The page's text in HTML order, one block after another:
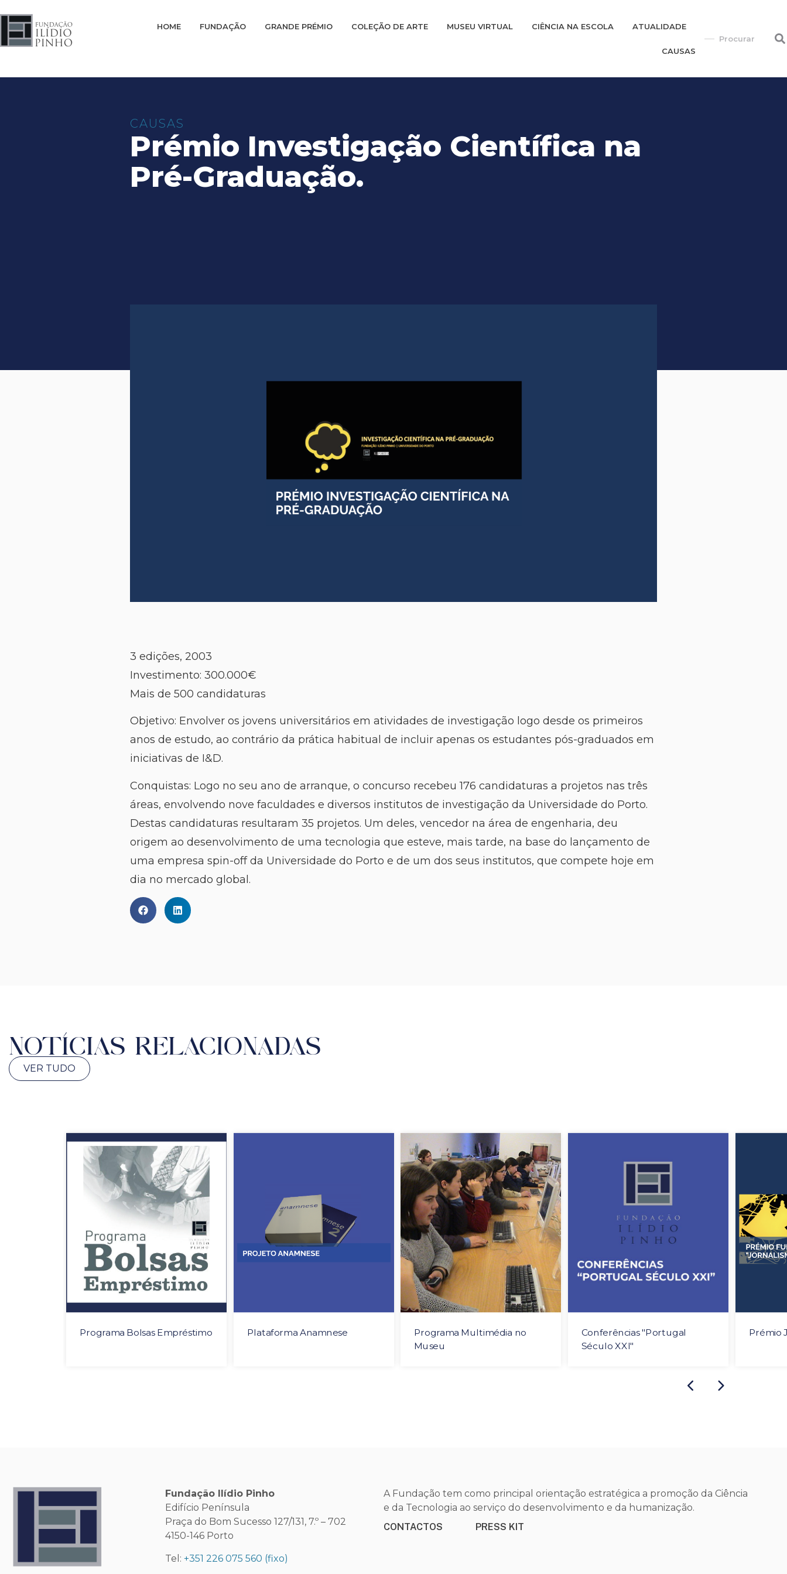
HOME FUNDAÇÃO GRANDE PRÉMIO COLEÇÃO DE ARTE MUSEU VIRTUAL CIÊNCIA NA ESCOLA ATUALIDADE
CAUSAS
CAUSAS
Prémio Investigação Científica na
Pré-Graduação.
3 edições, 2003
Investimento: 300.000€
Mais de 500 candidaturas
Objetivo: Envolver os jovens universitários em atividades de investigação logo desde os primeiros
anos de estudo, ao contrário da prática habitual de incluir apenas os estudantes pós-graduados em
iniciativas de I&D.
Conquistas: Logo no seu ano de arranque, o concurso recebeu 176 candidaturas a projetos nas três
áreas, envolvendo nove faculdades e diversos institutos de investigação da Universidade do Porto.
Destas candidaturas resultaram 35 projetos. Um deles, vencedor na área de engenharia, deu
origem ao desenvolvimento de uma tecnologia que esteve, mais tarde, na base do lançamento de
uma empresa spin-off da Universidade do Porto e de um dos seus institutos, que compete hoje em
dia no mercado global.
NOTÍCIAS RELACIONADAS
VER TUDO
Programa Bolsas Empréstimo Plataforma Anamnese Programa Multimédia no
Museu
Conferências "Portugal
Século XXI"
Prémio
Fundação Ilídio Pinho
Edifício Península
Praça do Bom Sucesso 127/131, 7.º – 702
4150-146 Porto
Tel:+351 226 075 560 (fixo)
A Fundação tem como principal orientação estratégica a promoção da Ciência
e da Tecnologia ao serviço do desenvolvimento e da humanização.
CONTACTOS
PRESS KIT